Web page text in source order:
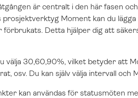
är centralt i den här fasen
Moment kan du
förbrukats. Detta hjälper dig att
välja 30,60,90%, vilket betyder att
osv. Du kan själv välja intervall och
kan användas för statusmöten